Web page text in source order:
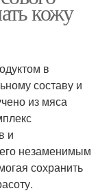
кожу
в
составу и
из мяса
и
незаменимым
сохранить